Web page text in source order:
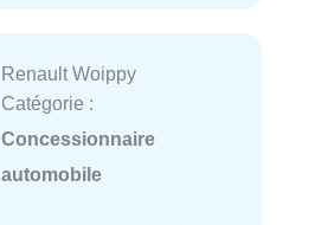
Renault Woippy
Catégorie :
Concessionnaire
automobile